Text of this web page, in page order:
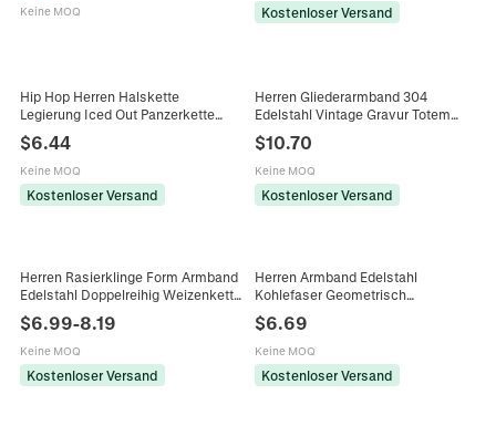
Keine MOQ Kostenloser Versand
Hip Hop Herren Halskette
Legierung Iced Out Panzerkette
Dollarzeichen Anhänger Tennis
Kette Strass Streetwear Schmuck
$6.44
Keine MOQ
Kostenloser Versand
Herren Gliederarmband 304
Edelstahl Vintage Gravur Totem
Schwere Dicke Kette Gothic Punk
Rock Schmuck Geschenk
$10.70
Keine MOQ
Kostenloser Versand
Herren Rasierklinge Form Armband
Edelstahl Doppelreihig Weizenkette
Punk Rock Streetwear Schmuck
$6.99-8.19
Keine MOQ
Kostenloser Versand
Herren Armband Edelstahl
Kohlefaser Geometrisch
Modeschmuck Kette Für Männer
$6.69
Keine MOQ
Kostenloser Versand